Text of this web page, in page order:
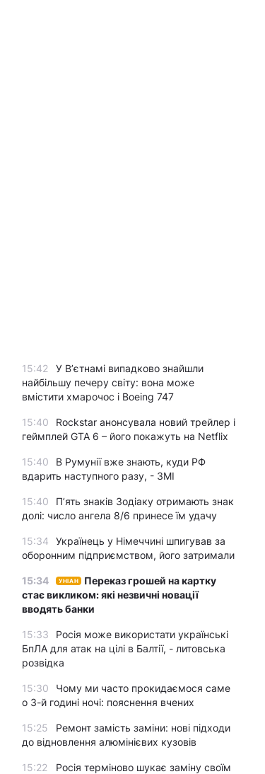
15:42
У Вʼєтнамі випадково знайшли
найбільшу печеру світу: вона може
вмістити хмарочос і Boeing 747
15:40
Rockstar анонсувала новий трейлер і
геймплей GTA 6 – його покажуть на Netflix
15:40
В Румунії вже знають, куди РФ
вдарить наступного разу, - ЗМІ
15:40
П’ять знаків Зодіаку отримають знак
долі: число ангела 8/6 принесе їм удачу
15:34
Українець у Німеччині шпигував за
оборонним підприємством, його затримали
15:34 УНІАН
Переказ грошей на картку
стає викликом: які незвичні новації
вводять банки
15:33
Росія може використати українські
БпЛА для атак на цілі в Балтії, - литовська
розвідка
15:30
Чому ми часто прокидаємося саме
о 3-й годині ночі: пояснення вчених
15:25
Ремонт замість заміни: нові підходи
до відновлення алюмінієвих кузовів
15:22
Росія терміново шукає заміну своїм